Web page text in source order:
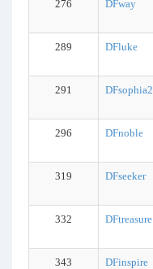
276 DFway
289 DFluke
291 DFsophia2
296 DFnoble
319 DFseeker
332 DFtreasure
343 DFinspire